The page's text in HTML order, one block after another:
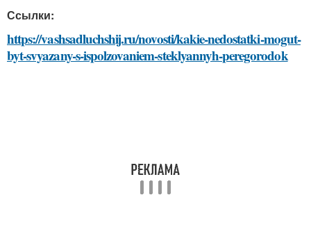
Ссылки:
https://vashsadluchshij.ru/novosti/kakie-nedostatki-mogut-
byt-svyazany-s-ispolzovaniem-steklyannyh-peregorodok